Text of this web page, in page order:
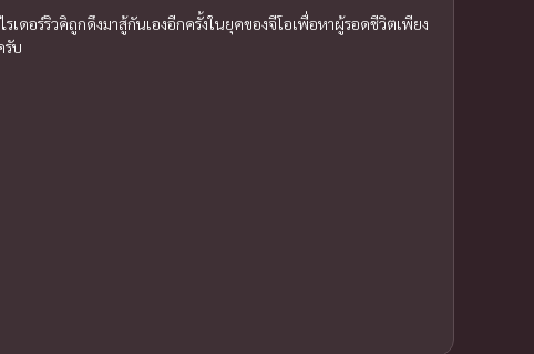
เดอร์ริวคิถูกดึงมาสู้กันเองอีกครั้งในยุคของจีโอเพื่อหาผู้รอดชีวิตเพียง
รับ